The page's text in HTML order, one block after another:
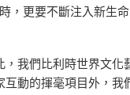
，更要不斷注入新生
我們比利時世界文化
動的揮毫項目外，我